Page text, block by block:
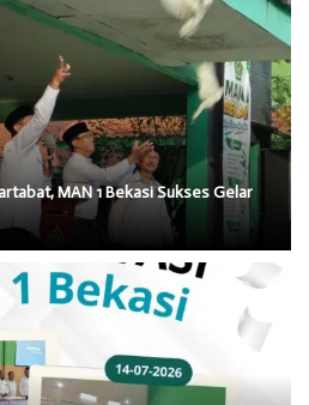
MAN 1 Bekasi Sukses Gelar